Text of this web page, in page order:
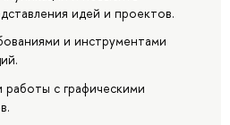
идей и проектов.
и инструментами
с графическими